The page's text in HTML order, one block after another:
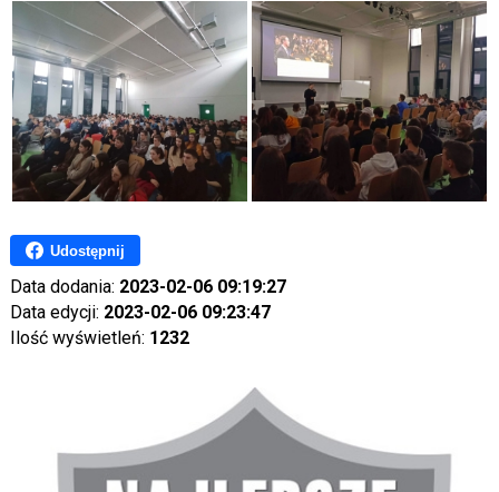
Udostępnij
Data dodania: 2023-02-06 09:19:27
Data edycji: 2023-02-06 09:23:47
Ilość wyświetleń: 1232